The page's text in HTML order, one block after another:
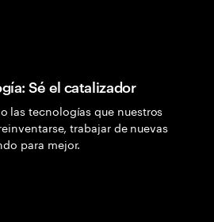
Sé el catalizador
las tecnologías que nuestros
trabajar de nuevas
para mejor.